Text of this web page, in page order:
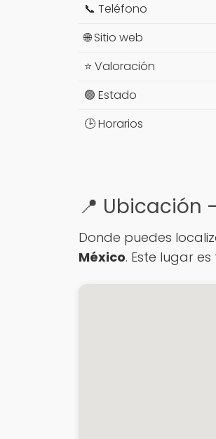
📞 Teléfono
🌐 Sitio web
⭐ Valoración
🟢 Estado
🕒 Horarios
📍 Ubicación
Donde puedes
México. Este lugar